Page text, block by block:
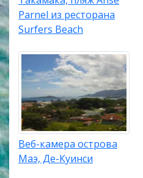
Parnel из ресторана
Surfers Beach
Веб-камера острова
Маэ, Де-Куинси